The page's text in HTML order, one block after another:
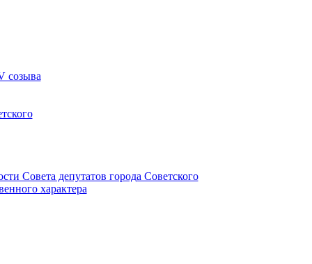
созыва
Совета депутатов города Советского
характера